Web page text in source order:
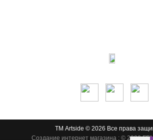
ТМ Artside © 2026 Все права
Создание интернет магазина : © 2026